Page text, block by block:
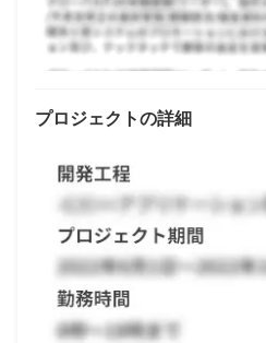
プロジェクトの詳細